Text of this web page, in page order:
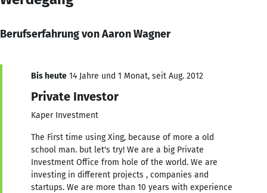
Berufserfahrung von Aaron Wagner
Bis heute 14 Jahre und 1 Monat, seit Aug. 2012
Private Investor
Kaper Investment
The First time using Xing, because of more a old
school man. but let's try! We are a big Private
Investment Office from hole of the world. We are
investing in different projects , companies and
startups. We are more than 10 years with experience